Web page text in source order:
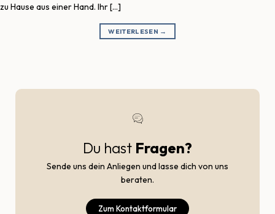
zu Hause aus einer Hand. Ihr […]
WEITERLESEN →
Du hast Fragen?
Sende uns dein Anliegen und lasse dich von uns
beraten.
Zum Kontaktformular